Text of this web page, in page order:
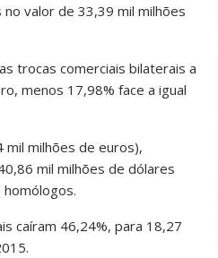
valor de 33,39 mil milhões
trocas comerciais bilaterais a
menos 17,98% face a igual
mil milhões de euros),
mil milhões de dólares
caíram 46,24%, para 18,27